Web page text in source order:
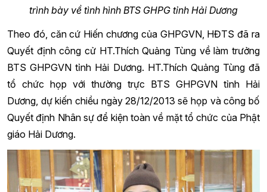
trình bày về tình hình BTS GHPG tỉnh Hải Dương
Theo đó, căn cứ Hiến chương của GHPGVN, HĐTS đã ra
Quyết định công cử HT.Thích Quảng Tùng về làm trưởng
BTS GHPGVN tỉnh Hải Dương. HT.Thích Quảng Tùng đã
tổ chức họp với thường trực BTS GHPGVN tỉnh Hải
Dương, dự kiến chiều ngày 28/12/2013 sẽ họp và công bố
Quyết định Nhân sự để kiện toàn về mặt tổ chức của Phật
giáo Hải Dương.